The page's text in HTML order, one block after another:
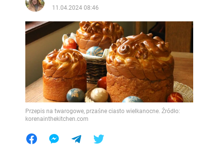
11.04.2024 08:46
Przepis na twarogowe, przaśne ciasto wielkanocne. Źródło:
korenainthekitchen.com